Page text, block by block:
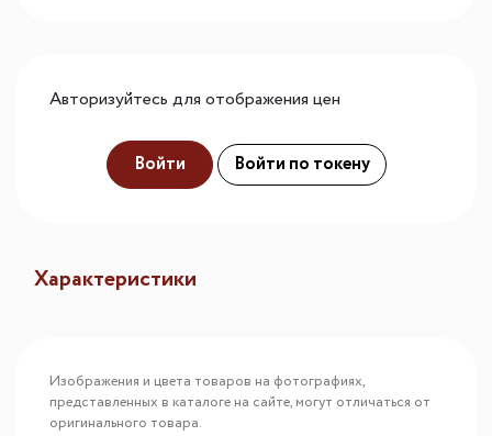
Авторизуйтесь для отображения цен
Войти Войти по токену
Характеристики
Изображения и цвета товаров на фотографиях,
представленных в каталоге на сайте, могут отличаться от
оригинального товара.